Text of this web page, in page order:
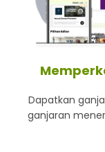
Dapatkan
ganjaran